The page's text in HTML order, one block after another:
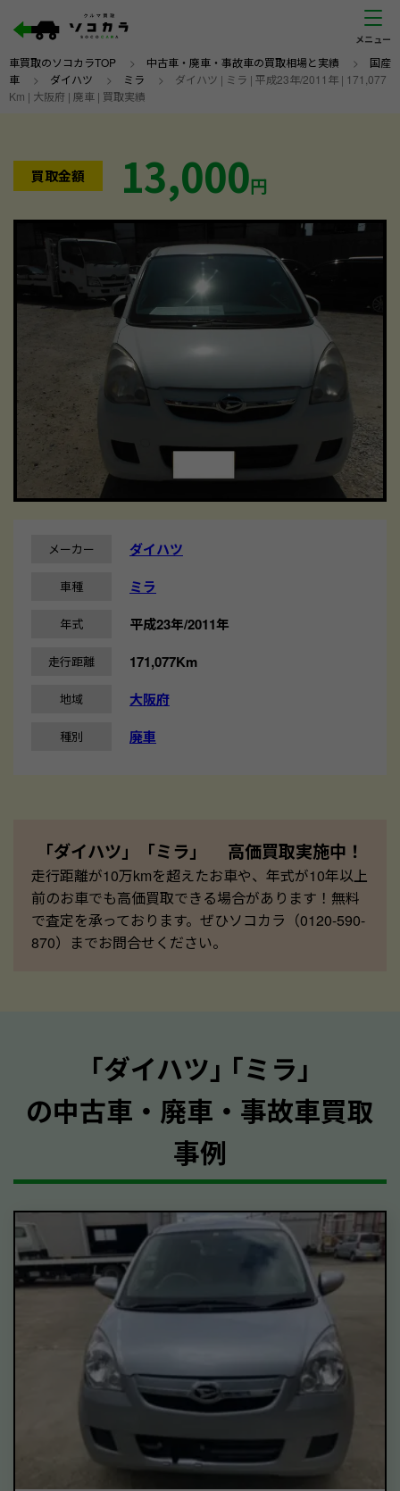
車買取のソコカラTOP > 中古車・廃車・事故車の買取相場と実績 > 国産
車 > ダイハツ > ミラ > ダイハツ | ミラ | 平成23年/2011年 | 171,077
Km | 大阪府 | 廃車 | 買取実績
買取金額 13,000円
メーカー ダイハツ
車種 ミラ
年式 平成23年/2011年
走行距離 171,077Km
地域 大阪府
種別 廃車
「ダイハツ」「ミラ」 高価買取実施中！
走行距離が10万kmを超えたお車や、年式が10年以上
前のお車でも高価買取できる場合があります！無料
で査定を承っております。ぜひソコカラ（0120-590-
870）までお問合せください。
｢ダイハツ｣ ｢ミラ｣
の中古車・廃車・事故車買取
事例